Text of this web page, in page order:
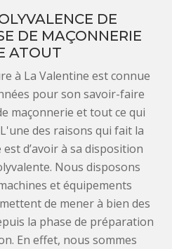
DE
DE MAÇONNERIE
ATOUT
à La Valentine est connue
pour son savoir-faire
maçonnerie et tout ce qui
des raisons qui fait la
d’avoir à sa disposition
Nous disposons
et équipements
de mener à bien des
la phase de préparation
En effet, nous sommes